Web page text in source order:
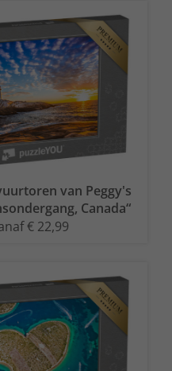
van Peggy's
Canada“
€ 22,99